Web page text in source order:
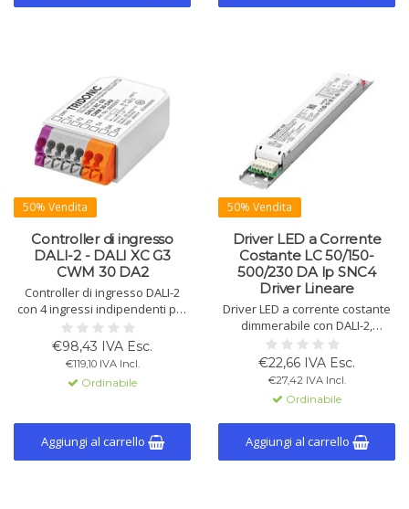
50% Vendita
Controller di ingresso
DALI-2 - DALI XC G3
CWM 30 DA2
Controller di ingresso DALI-2
con 4 ingressi indipendenti per
contatti flottanti o pulsanti.
Alimentato tramite linea DALI-2,
compatibile con Application
Controllers DALI-2. Include cavi
di collegamento da 25 cm.
€98,43 IVA Esc.
€119,10 IVA Incl.
Ordinabile
Aggiungi al carrello
50% Vendita
Driver LED a Corrente
Costante LC 50/150-
500/230 DA lp SNC4
Driver Lineare
Driver LED a corrente costante
dimmerabile con DALI-2,
switchDIM e corridorFUNCTION.
Corrente regolabile da 150 a
500 mA, potenza fino a 50 W,
efficienza fino al 93%, funzione
CLO e durata fino a 100.000 ore.
€22,66 IVA Esc.
€27,42 IVA Incl.
Ordinabile
Aggiungi al carrello